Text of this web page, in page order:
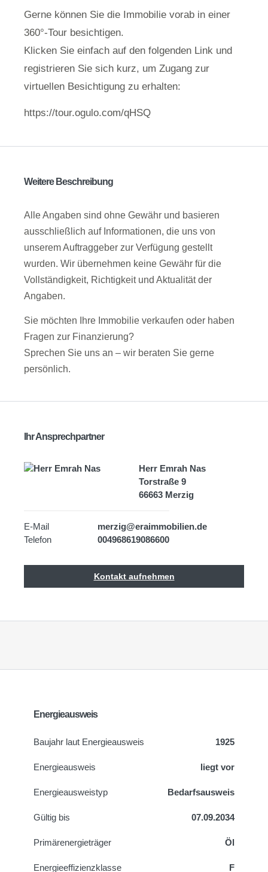
Gerne können Sie die Immobilie vorab in einer
360°-Tour besichtigen.
Klicken Sie einfach auf den folgenden Link und
registrieren Sie sich kurz, um Zugang zur
virtuellen Besichtigung zu erhalten:
https://tour.ogulo.com/qHSQ
Weitere Beschreibung
Alle Angaben sind ohne Gewähr und basieren
ausschließlich auf Informationen, die uns von
unserem Auftraggeber zur Verfügung gestellt
wurden. Wir übernehmen keine Gewähr für die
Vollständigkeit, Richtigkeit und Aktualität der
Angaben.
Sie möchten Ihre Immobilie verkaufen oder haben
Fragen zur Finanzierung?
Sprechen Sie uns an – wir beraten Sie gerne
persönlich.
Ihr Ansprechpartner
Herr Emrah Nas
Torstraße 9
66663 Merzig
E-Mail
merzig@eraimmobilien.de
Telefon
004968619086600
Kontakt aufnehmen
Energieausweis
Baujahr laut Energieausweis 1925
Energieausweis liegt vor
Energie­ausweistyp Bedarfsausweis
Gültig bis 07.09.2034
Primärenergieträger Öl
Energieeffizienzklasse F